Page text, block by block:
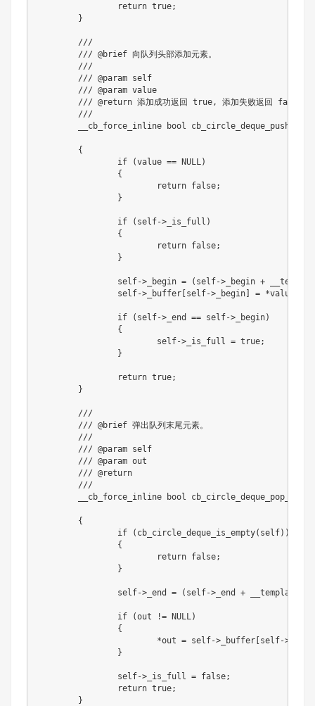
return true;
}
///
/// @brief 向队列头部添加元素。
///
/// @param self
/// @param value
/// @return 添加成功返回 true, 添加失败返回 false.
///
	__cb_force_inline
bool
{
if
(value == NULL)
{
return false;
}
if ( self-> _is_full )
{
return false;
}
		self
-> _begin = ( self-> _begin +
		self
-> _buffer self-> _begin = *value
if ( self-> _end == self-> _begin)
{
			self
-> _is_full = true;
}
return true;
}
///
/// @brief 弹出队列末尾元素。
///
/// @param self
/// @param out
/// @return
///
	__cb_force_inline
bool cb_circle_deque_pop_back
{
if
( cb_circle_deque_is_empty( self) )
{
return false;
}
		self
-> _end = ( self-> _end +
if (out != NULL)
{
*out = self-> _buffer self->
}
		self
-> _is_full = false;
return true;
}